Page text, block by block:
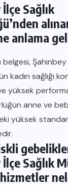
Sağlık
anlama
belgesi, Şahinbey
kadın sağlığı
yüksek
anne ve
yüksek
Sağlık